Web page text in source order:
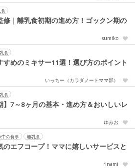
修｜離乳食初期の進め方！ゴックン期の
sumiko
食
すめのミキサー11選！選び方のポイント
いっちー（カラダノートママ部）
食
】7～8ヶ月の基本・進め方＆おいしいレ
ゆみお
中の食事 離乳食
のエフコープ！ママに嬉しいサービスと
rinami